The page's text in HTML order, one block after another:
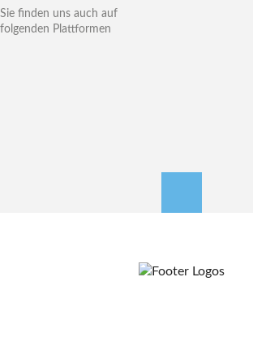
Sie finden uns auch auf
folgenden Plattformen